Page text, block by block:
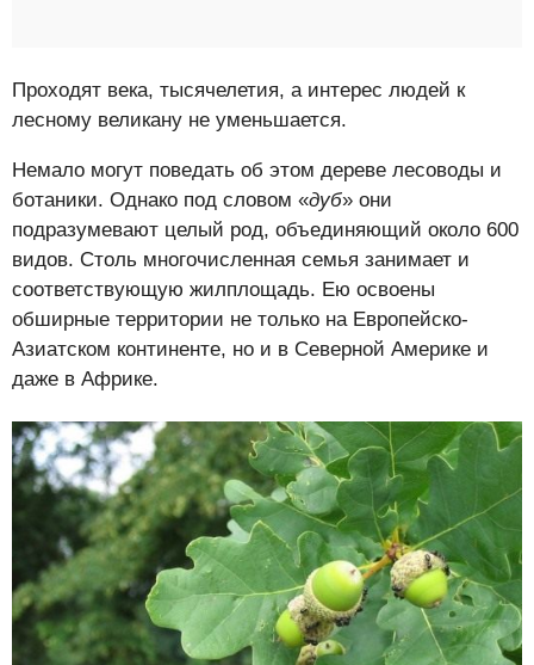
Проходят века, тысячелетия, а интерес людей к
лесному великану не уменьшается.
Немало могут поведать об этом дереве лесоводы и
ботаники. Однако под словом «дуб» они
подразумевают целый род, объединяющий около 600
видов. Столь многочисленная семья занимает и
соответствующую жилплощадь. Ею освоены
обширные территории не только на Европейско-
Азиатском континенте, но и в Северной Америке и
даже в Африке.